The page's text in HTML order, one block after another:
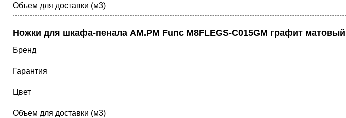
Объем для доставки (м3)
Ножки для шкафа-пенала AM.PM Func M8FLEGS-C015GM графит матовый
Бренд
Гарантия
Цвет
Объем для доставки (м3)